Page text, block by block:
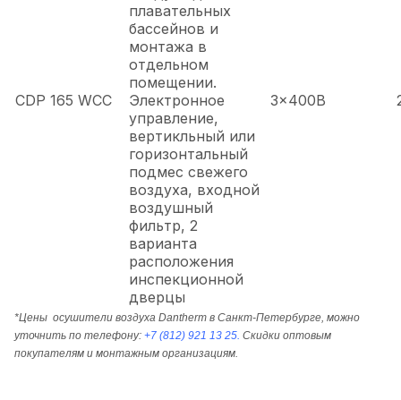
CDP 165 WCC
плавательных
бассейнов и
монтажа в
отдельном
помещении.
Электронное
управление,
вертикльный или
горизонтальный
подмес свежего
воздуха, входной
воздушный
фильтр, 2
варианта
расположения
инспекционной
дверцы
3x400В
*Цены осушители воздуха Dantherm в Санкт-Петербурге, можно
уточнить по телефону: +7 (812) 921 13 25. Скидки оптовым
покупателям и монтажным организациям.